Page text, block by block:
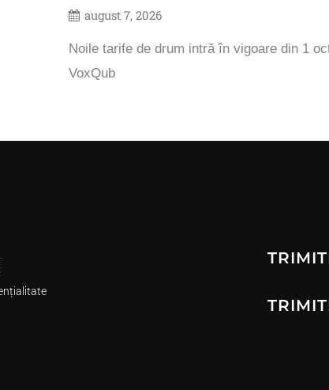
august 7, 2026
Noile tarife de drum intră în vigoare din 1
VoxQub